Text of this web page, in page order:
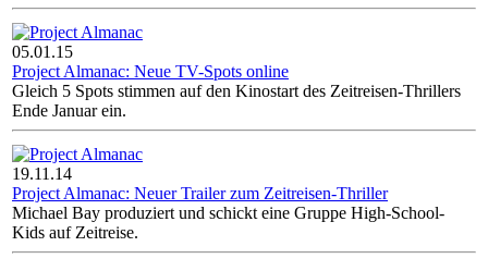
05.01.15
Project Almanac: Neue TV-Spots online
Gleich 5 Spots stimmen auf den Kinostart des Zeitreisen-Thrillers
Ende Januar ein.
19.11.14
Project Almanac: Neuer Trailer zum Zeitreisen-Thriller
Michael Bay produziert und schickt eine Gruppe High-School-
Kids auf Zeitreise.